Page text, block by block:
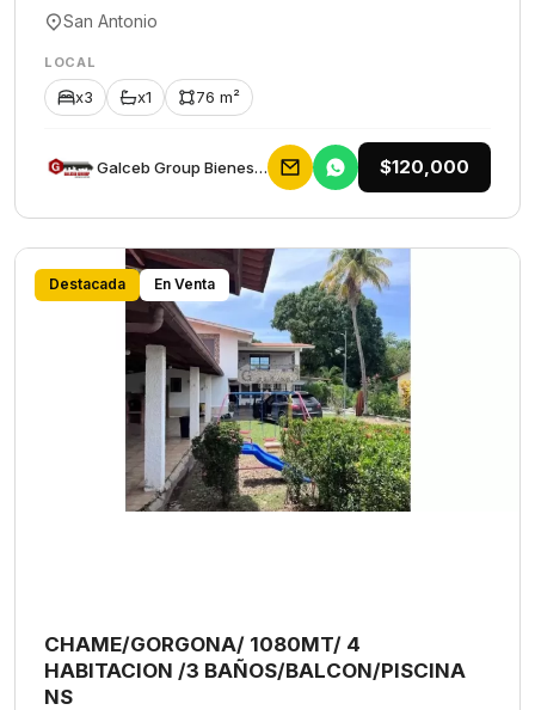
San Antonio
LOCAL
x3 x1 76 m²
Galceb Group Bienes Raices $120,000
Destacada En Venta
CHAME/GORGONA/ 1080MT/ 4
HABITACION /3 BAÑOS/BALCON/PISCINA
NS